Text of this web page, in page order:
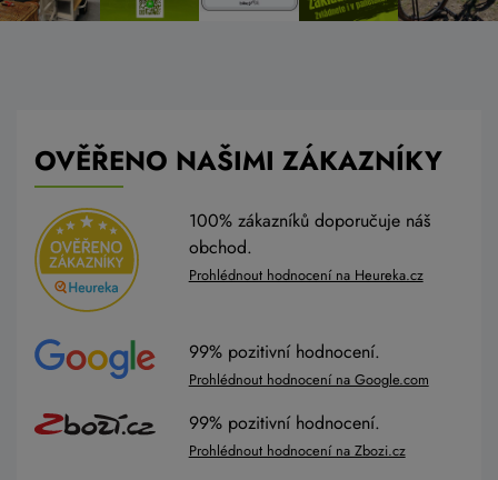
OVĚŘENO NAŠIMI ZÁKAZNÍKY
100% zákazníků doporučuje náš
obchod.
Prohlédnout hodnocení na Heureka.cz
99% pozitivní hodnocení.
Prohlédnout hodnocení na Google.com
99% pozitivní hodnocení.
Prohlédnout hodnocení na Zbozi.cz